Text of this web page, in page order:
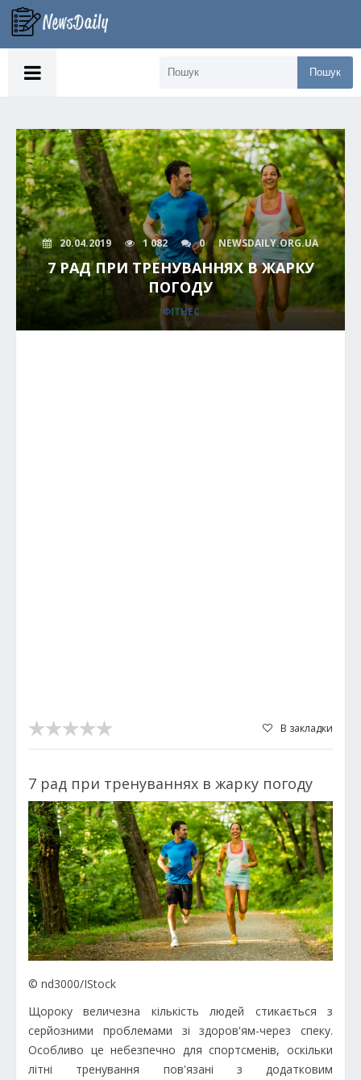
Пошук
20.04.2019 1 082 0 NEWSDAILY.ORG.UA
7 РАД ПРИ ТРЕНУВАННЯХ В ЖАРКУ
ПОГОДУ
ФІТНЕС
В закладки
7 рад при тренуваннях в жарку погоду
© nd3000/IStock
Щороку величезна кількість людей стикається з
серйозними проблемами зі здоров'ям-через спеку.
Особливо це небезпечно для спортсменів, оскільки
літні тренування пов'язані з додатковим